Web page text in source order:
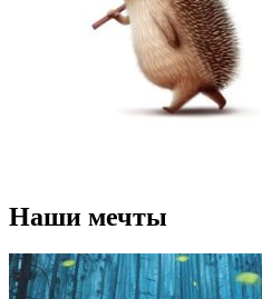
Наши мечты